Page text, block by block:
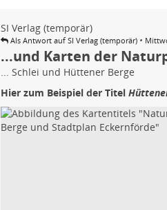
SI Verlag (temporär)
Als Antwort auf SI Verlag (temporär) •
...und Karten der
... Schlei und Hüttener Berge
Hier zum Beispiel der Titel